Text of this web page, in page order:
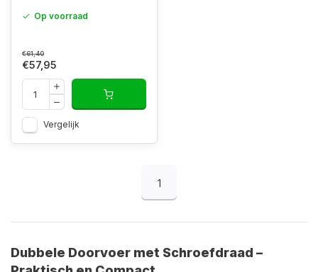
Op voorraad
€61,40
€57,95
Vergelijk
1
Dubbele Doorvoer met Schroefdraad –